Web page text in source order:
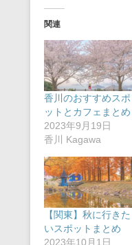
関連
香川のおすすめスポ
ットとカフェまとめ
2023年9月19日
香川 Kagawa
【関東】秋に行きた
いスポットまとめ
2023年10月1日